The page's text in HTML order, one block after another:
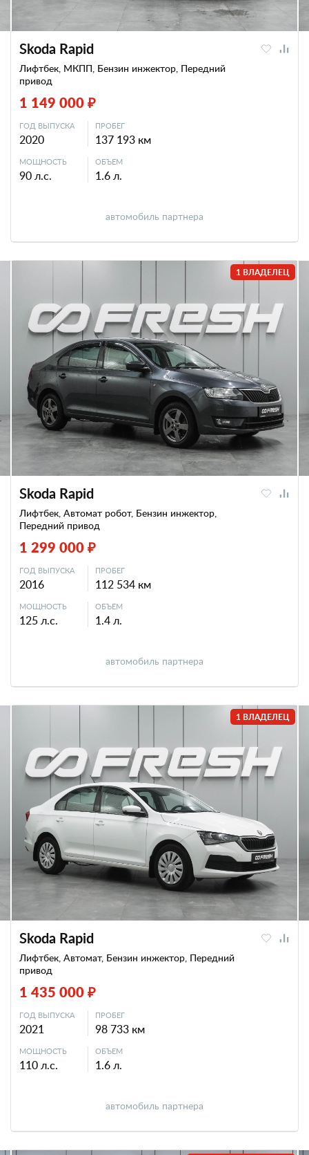
Skoda Rapid
Лифтбек, МКПП, Бензин инжектор, Передний
привод
1 149 000 ₽
ГОД ВЫПУСКА
2020
ПРОБЕГ
137 193 км
МОЩНОСТЬ
90 л.с.
ОБЪЕМ
1.6 л.
автомобиль партнера
1 ВЛАДЕЛЕЦ
Skoda Rapid
Лифтбек, Автомат робот, Бензин инжектор,
Передний привод
1 299 000 ₽
ГОД ВЫПУСКА
2016
ПРОБЕГ
112 534 км
МОЩНОСТЬ
125 л.с.
ОБЪЕМ
1.4 л.
автомобиль партнера
1 ВЛАДЕЛЕЦ
Skoda Rapid
Лифтбек, Автомат, Бензин инжектор, Передний
привод
1 435 000 ₽
ГОД ВЫПУСКА
2021
ПРОБЕГ
98 733 км
МОЩНОСТЬ
110 л.с.
ОБЪЕМ
1.6 л.
автомобиль партнера